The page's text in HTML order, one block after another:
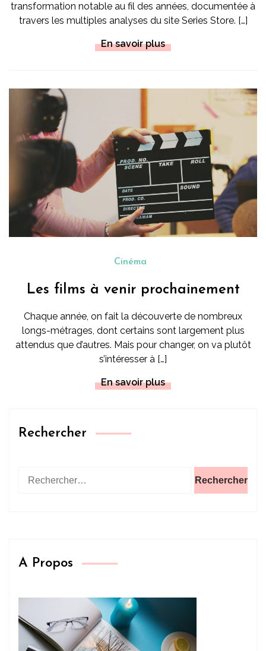
transformation notable au fil des années, documentée à
travers les multiples analyses du site Series Store. […]
En savoir plus
Cinéma
Les films à venir prochainement
Chaque année, on fait la découverte de nombreux
longs-métrages, dont certains sont largement plus
attendus que d’autres. Mais pour changer, on va plutôt
s’intéresser à […]
En savoir plus
Rechercher
A Propos